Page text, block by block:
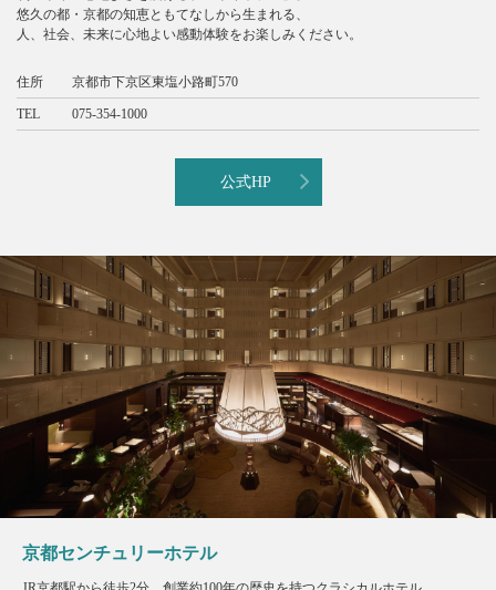
悠久の都・京都の知恵ともてなしから生まれる、
人、社会、未来に心地よい感動体験をお楽しみください。
住所 京都市下京区東塩小路町570
TEL 075-354-1000
公式HP
京都センチュリーホテル